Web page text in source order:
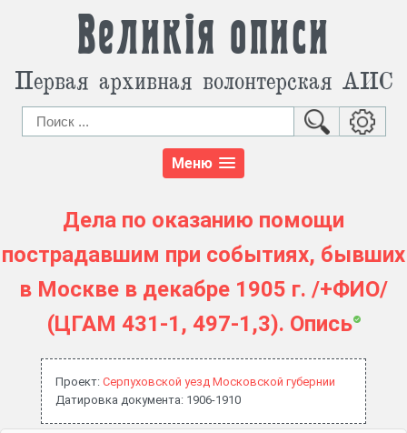
Великія описи
Первая архивная волонтерская АИС
Меню
Дела по оказанию помощи
пострадавшим при событиях, бывших
в Москве в декабре 1905 г. /+ФИО/
(ЦГАМ 431-1, 497-1,3). Опись
Проект: Серпуховской уезд Московской губернии
Датировка документа: 1906-1910